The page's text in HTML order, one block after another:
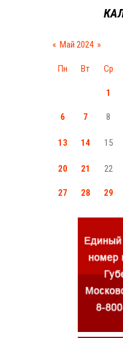
« Май 2024 »
Пн Вт Ср
1
6 7 8
13 14 15
20 21 22
27 28 29